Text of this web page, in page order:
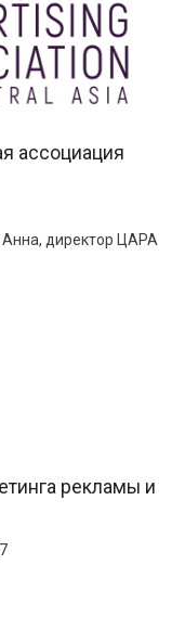
ассоциация
директор ЦАРА
рекламы и